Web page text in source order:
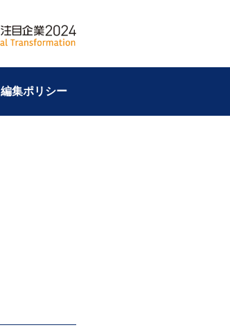
編集ポリシー